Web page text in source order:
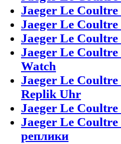
Jaeger Le
Jaeger Le
Jaeger Le
Jaeger Le
Watch
Jaeger Le
Replik Uhr
Jaeger Le
Jaeger Le
реплики